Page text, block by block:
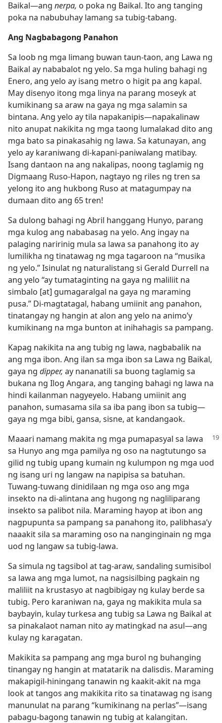
Baikal​—ang nerpa, o poka ng Baikal. Ito ang tanging
poka na nabubuhay lamang sa tubig-tabang.
Ang Nagbabagong Panahon
Sa loob ng mga limang buwan taun-taon, ang Lawa ng
Baikal ay nababalot ng yelo. Sa mga huling bahagi ng
Enero, ang yelo ay isang metro o higit pa ang kapal.
May disenyo itong mga linya na parang moseyk at
kumikinang sa araw na gaya ng mga salamin sa
bintana. Ang yelo ay tila napakanipis​—napakalinaw
nito anupat nakikita ng mga taong lumalakad dito ang
mga bato sa pinakasahig ng lawa. Sa katunayan, ang
yelo ay karaniwang di-kapani-paniwalang matibay.
Isang dantaon na ang nakalipas, noong taglamig ng
Digmaang Ruso-Hapon, nagtayo ng riles ng tren sa
yelong ito ang hukbong Ruso at matagumpay na
dumaan dito ang 65 tren!
Sa dulong bahagi ng Abril hanggang Hunyo, parang
mga kulog ang nababasag na yelo. Ang ingay na
palaging naririnig mula sa lawa sa panahong ito ay
lumilikha ng tinatawag ng mga tagaroon na “musika
ng yelo.” Isinulat ng naturalistang si Gerald Durrell na
ang yelo “ay tumataginting na gaya ng maliliit na
simbalo [at] gumagaralgal na gaya ng maraming
pusa.” Di-magtatagal, habang umiinit ang panahon,
tinatangay ng hangin at alon ang yelo na animo’y
kumikinang na mga bunton at inihahagis sa pampang.
Kapag nakikita na ang tubig ng lawa, nagbabalik na
ang mga ibon. Ang ilan sa mga ibon sa Lawa ng Baikal,
gaya ng dipper, ay nananatili sa buong taglamig sa
bukana ng Ilog Angara, ang tanging bahagi ng lawa na
hindi kailanman nagyeyelo. Habang umiinit ang
panahon, sumasama sila sa iba pang ibon sa tubig​—
gaya ng mga bibi, gansa, sisne, at kandangaok.
Maaari namang makita ng mga pumapasyal sa lawa
sa Hunyo ang mga pamilya ng oso na nagtutungo sa
gilid ng tubig upang kumain ng kulumpon ng mga uod
ng isang uri ng langaw na napipisa sa batuhan.
Tuwang-tuwang dinidilaan ng mga oso ang mga
insekto na di-alintana ang hugong ng nagliliparang
insekto sa palibot nila. Maraming hayop at ibon ang
nagpupunta sa pampang sa panahong ito, palibhasa’y
naaakit sila sa maraming oso na nanginginain ng mga
uod ng langaw sa tubig-lawa.
Sa simula ng tagsibol at tag-araw, sandaling sumisibol
sa lawa ang mga lumot, na nagsisilbing pagkain ng
maliliit na krustasyo at nagbibigay ng kulay berde sa
tubig. Pero karaniwan na, gaya ng makikita mula sa
baybayin, kulay turkesa ang tubig sa Lawa ng Baikal at
sa pinakalaot naman nito ay matingkad na asul​—ang
kulay ng karagatan.
Makikita sa pampang ang mga burol ng buhanging
tinangay ng hangin at matatarik na dalisdis. Maraming
makapigil-hiningang tanawin ng kaakit-akit na mga
look at tangos ang makikita rito sa tinatawag ng isang
manunulat na parang “kumikinang na perlas”​—isang
pabagu-bagong tanawin ng tubig at kalangitan.